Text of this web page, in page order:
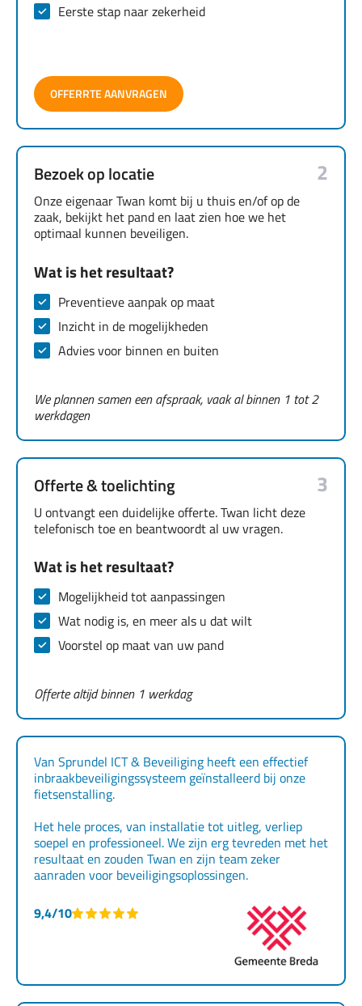
Eerste stap naar zekerheid
OFFERRTE AANVRAGEN
2
Bezoek op locatie
Onze eigenaar Twan komt bij u thuis en/of op de
zaak, bekijkt het pand en laat zien hoe we het
optimaal kunnen beveiligen.
Wat is het resultaat?
Preventieve aanpak op maat
Inzicht in de mogelijkheden
Advies voor binnen en buiten
We plannen samen een afspraak, vaak al binnen 1 tot 2
werkdagen
3
Offerte & toelichting
U ontvangt een duidelijke offerte. Twan licht deze
telefonisch toe en beantwoordt al uw vragen.
Wat is het resultaat?
Mogelijkheid tot aanpassingen
Wat nodig is, en meer als u dat wilt
Voorstel op maat van uw pand
Offerte altijd binnen 1 werkdag
Van Sprundel ICT & Beveiliging heeft een effectief
inbraakbeveiligingssysteem geïnstalleerd bij onze
fietsenstalling.
Het hele proces, van installatie tot uitleg, verliep
soepel en professioneel. We zijn erg tevreden met het
resultaat en zouden Twan en zijn team zeker
aanraden voor beveiligingsoplossingen.
9,4/10